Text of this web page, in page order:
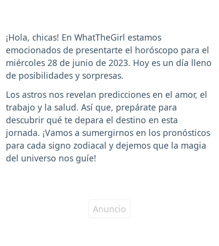
¡Hola, chicas! En WhatTheGirl estamos
emocionados de presentarte el horóscopo para el
miércoles 28 de junio de 2023. Hoy es un día lleno
de posibilidades y sorpresas.
Los astros nos revelan predicciones en el amor, el
trabajo y la salud. Así que, prepárate para
descubrir qué te depara el destino en esta
jornada. ¡Vamos a sumergirnos en los pronósticos
para cada signo zodiacal y dejemos que la magia
del universo nos guíe!